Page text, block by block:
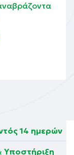
14 ημερών
Υποστήριξη